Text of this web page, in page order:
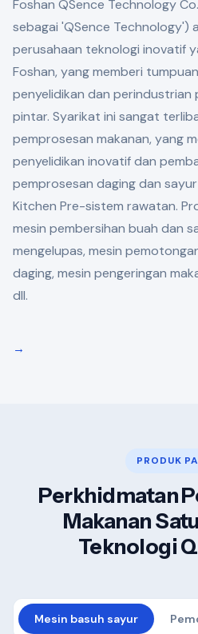
Foshan QSence Technology
sebagai 'QSence Technology')
perusahaan teknologi inovatif
Foshan, yang memberi
penyelidikan dan perindustrian
pintar. Syarikat ini sangat
pemprosesan makanan, yang
penyelidikan inovatif dan
pemprosesan daging dan
Kitchen Pre-sistem rawatan.
mesin pembersihan buah dan
mengelupas, mesin
daging, mesin pengeringan
dll.
→
PRODUK
Perkhidmatan
Makanan
Teknologi
Mesin basuh sayur